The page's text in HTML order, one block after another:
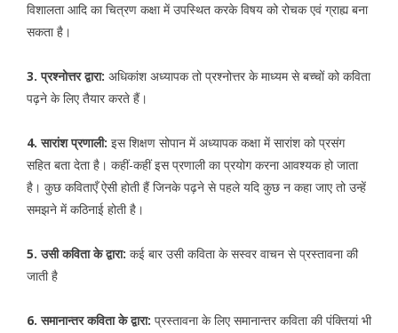
विशालता आदि का चित्रण कक्षा में उपस्थित करके विषय को रोचक एवं ग्राह्य बना
सकता है।
3. प्रश्नोत्तर द्वारा: अधिकांश अध्यापक तो प्रश्नोत्तर के माध्यम से बच्चों को कविता
पढ़ने के लिए तैयार करते हैं।
4. सारांश प्रणाली: इस शिक्षण सोपान में अध्यापक कक्षा में सारांश को प्रसंग
सहित बता देता है। कहीं-कहीं इस प्रणाली का प्रयोग करना आवश्यक हो जाता
है। कुछ कविताएँ ऐसी होती हैं जिनके पढ़ने से पहले यदि कुछ न कहा जाए तो उन्हें
समझने में कठिनाई होती है।
5. उसी कविता के द्वारा: कई बार उसी कविता के सस्वर वाचन से प्रस्तावना की
जाती है
6. समानान्तर कविता के द्वारा: प्रस्तावना के लिए समानान्तर कविता की पंक्तियां भी